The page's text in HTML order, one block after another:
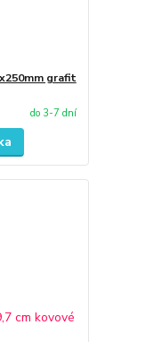
grafit
do 3-7 dní